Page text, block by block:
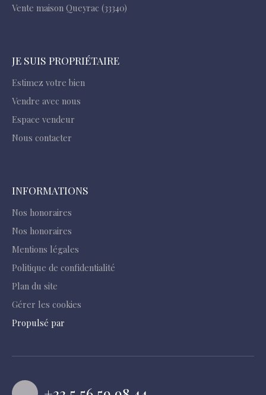
Vente maison Queyrac (33340)
JE SUIS PROPRIÉTAIRE
Estimez votre bien
Vendre avec nous
Espace vendeur
Nous contacter
INFORMATIONS
Nos honoraires
Nos honoraires
Mentions légales
Politique de confidentialité
Plan du site
Gérer les cookies
Propulsé par